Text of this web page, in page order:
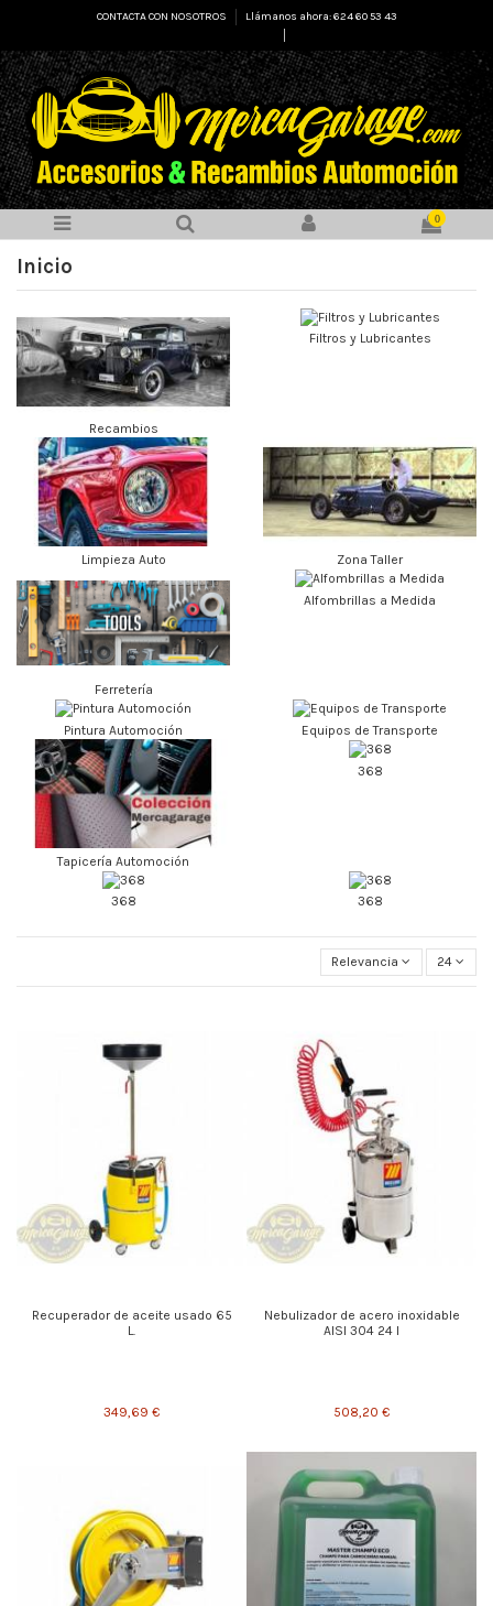
CONTACTA CON NOSOTROS
Llámanos ahora: 624 60 53 43
0
Inicio
Recambios
Filtros y Lubricantes
Limpieza Auto Zona Taller
Ferretería
Alfombrillas a Medida
Pintura Automoción Equipos de Transporte
Tapicería Automoción
368
368 368
Relevancia 24
Recuperador de aceite usado 65
L.
349,69 €
Nebulizador de acero inoxidable
AISI 304 24 l
508,20 €